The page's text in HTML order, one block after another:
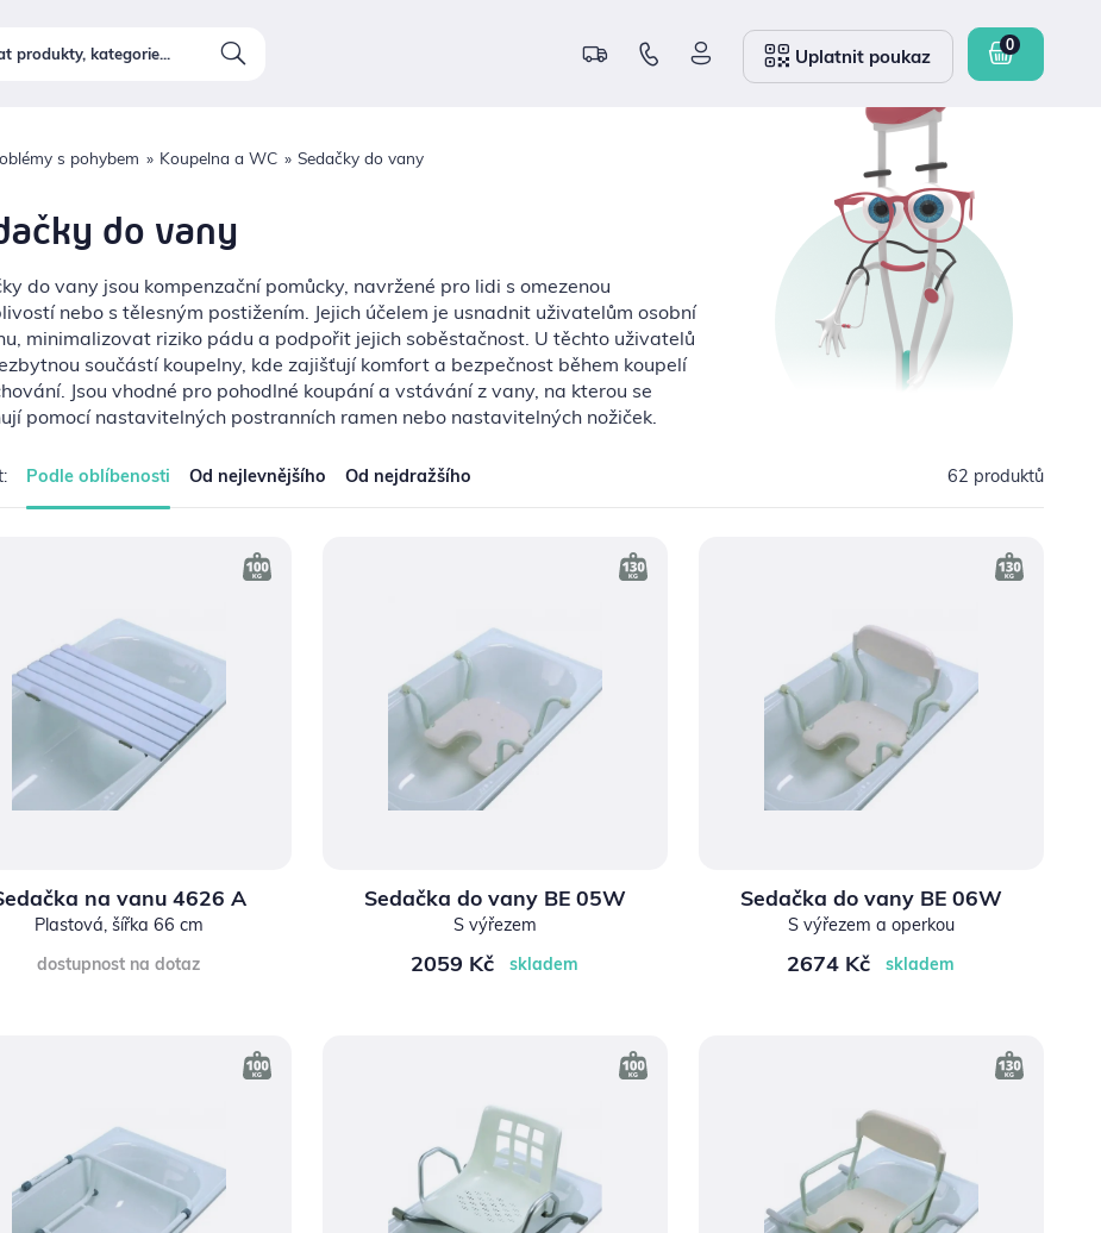
Uplatnit poukaz
s pohybem Koupelna a WC Sedačky do vany
do vany
do vany jsou kompenzační pomůcky, navržené pro lidi s omezenou
nebo s tělesným postižením. Jejich účelem je usnadnit uživatelům osobní
minimalizovat riziko pádu a podpořit jejich soběstačnost. U těchto uživatelů
součástí koupelny, kde zajišťují komfort a bezpečnost během koupelí
Jsou vhodné pro pohodlné koupání a vstávání z vany, na kterou se
pomocí nastavitelných postranních ramen nebo nastavitelných nožiček.
Podle oblíbenosti Od nejlevnějšího Od nejdražšího 62 produktů
na vanu 4626 A
Plastová, šířka 66 cm
dostupnost na dotaz
Sedačka do vany BE 05W
S výřezem
2059 Kč skladem
Sedačka do vany BE 06W
S výřezem a operkou
2674 Kč skladem